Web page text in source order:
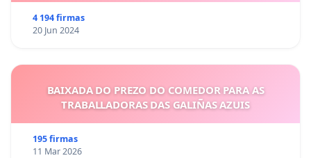
4 194 firmas
20 Jun 2024
BAIXADA DO PREZO DO COMEDOR PARA AS
TRABALLADORAS DAS GALIÑAS AZUIS
195 firmas
11 Mar 2026